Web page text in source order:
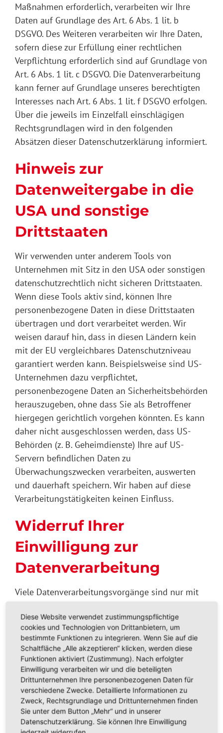
Maßnahmen erforderlich, verarbeiten wir Ihre
Daten auf Grundlage des Art. 6 Abs. 1 lit. b
DSGVO. Des Weiteren verarbeiten wir Ihre Daten,
sofern diese zur Erfüllung einer rechtlichen
Verpflichtung erforderlich sind auf Grundlage von
Art. 6 Abs. 1 lit. c DSGVO. Die Datenverarbeitung
kann ferner auf Grundlage unseres berechtigten
Interesses nach Art. 6 Abs. 1 lit. f DSGVO erfolgen.
Über die jeweils im Einzelfall einschlägigen
Rechtsgrundlagen wird in den folgenden
Absätzen dieser Datenschutzerklärung informiert.
Hinweis zur
Datenweitergabe in die
USA und sonstige
Drittstaaten
Wir verwenden unter anderem Tools von
Unternehmen mit Sitz in den USA oder sonstigen
datenschutzrechtlich nicht sicheren Drittstaaten.
Wenn diese Tools aktiv sind, können Ihre
personenbezogene Daten in diese Drittstaaten
übertragen und dort verarbeitet werden. Wir
weisen darauf hin, dass in diesen Ländern kein
mit der EU vergleichbares Datenschutzniveau
garantiert werden kann. Beispielsweise sind US-
Unternehmen dazu verpflichtet,
personenbezogene Daten an Sicherheitsbehörden
herauszugeben, ohne dass Sie als Betroffener
hiergegen gerichtlich vorgehen könnten. Es kann
daher nicht ausgeschlossen werden, dass US-
Behörden (z. B. Geheimdienste) Ihre auf US-
Servern befindlichen Daten zu
Überwachungszwecken verarbeiten, auswerten
und dauerhaft speichern. Wir haben auf diese
Verarbeitungstätigkeiten keinen Einfluss.
Widerruf Ihrer
Einwilligung zur
Datenverarbeitung
Viele Datenverarbeitungsvorgänge sind nur mit
können eine bereits erteilte Einwilligung
jederzeit widerrufen. Die Rechtmäßigkeit der bis
zum Widerruf erfolgten Datenverarbeitung bleibt
vom Widerruf unberührt.
Widerspruchsrecht
gegen die
Datenerhebung in
Diese Website verwendet zustimmungspflichtige
cookies und Technologien von Drittanbietern, um
bestimmte Funktionen zu integrieren. Wenn Sie auf die
Schaltfläche „Alle akzeptieren“ klicken, werden diese
Funktionen aktiviert (Zustimmung). Nach erfolgter
Einwilligung verarbeiten wir und die beteiligten
Drittunternehmen Ihre personenbezogenen Daten für
verschiedene Zwecke. Detaillierte Informationen zu
Zweck, Rechtsgrundlage und Drittunternehmen finden
Sie unter dem Button „Mehr“ und in unserer
Datenschutzerklärung. Sie können Ihre Einwilligung